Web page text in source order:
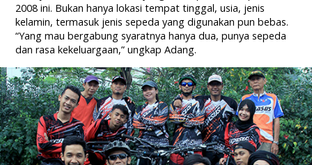
2008 ini. Bukan hanya lokasi tempat tinggal, usia, jenis
kelamin, termasuk jenis sepeda yang digunakan pun bebas.
“Yang mau bergabung syaratnya hanya dua, punya sepeda
dan rasa kekeluargaan,” ungkap Adang.